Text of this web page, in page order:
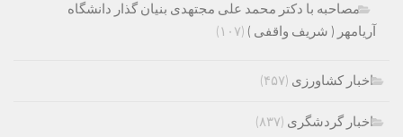
مصاحبه با دکتر محمد علی مجتهدی بنیان گذار دانشگاه
آریامهر ( شریف واقفی ) (۱۰۷)
اخبار کشاورزی (۴۵۷)
اخبار گردشگری (۸۳۷)